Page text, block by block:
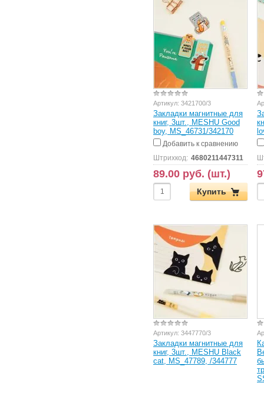
Артикул: 3421700/3
Закладки магнитные для
книг, 3шт., MESHU Good
boy, MS_46731/342170
Добавить к сравнению
Штрихкод: 4680211447311
89.00 руб. (шт.)
Купить
Артикул: 3447770/3
Закладки магнитные для
книг, 3шт., MESHU Black
cat, MS_47789, /344777